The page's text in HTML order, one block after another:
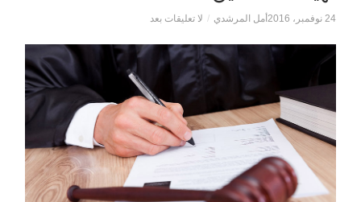
24 نوفمبر، 2016 أمل المرشدي / لا تعليقات بعد